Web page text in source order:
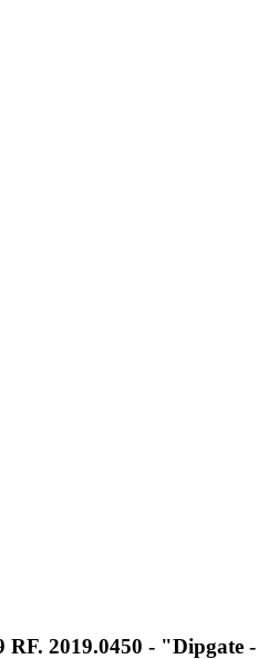
2019.0450 -